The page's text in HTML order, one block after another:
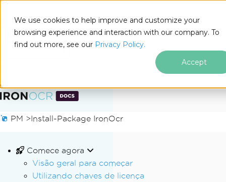
We use cookies to help improve and customize your
browsing experience and interaction with our company. To
find out more, see our Privacy Policy.
Accept
Ir para o conteúdo do rodapé
Docs
PM >Install-Package IronOcr
Comece agora
Visão geral para começar
Utilizando chaves de licença